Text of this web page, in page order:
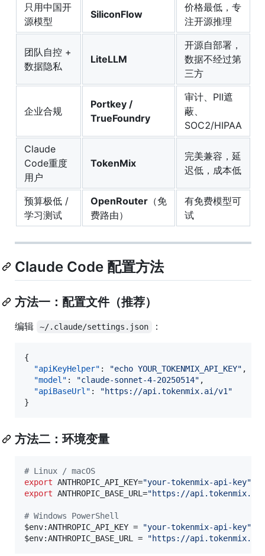
只用中国开
源模型
SiliconFlow
价格最低，专
注开源推理
团队自控 +
数据隐私
LiteLLM
开源自部署，
数据不经过第
三方
企业合规
Portkey /
TrueFoundry
审计、PII遮
蔽、
SOC2/HIPAA
Claude
Code重度
用户
TokenMix
完美兼容，延
迟低，成本低
预算极低 /
学习测试
OpenRouter （免
费路由）
有免费模型可
试
Claude Code 配置方法
方法一：配置文件（推荐）
编辑 ~/.claude/settings.json ：
{
"apiKeyHelper" : "echo YOUR_TOKENMIX_API_KEY" ,
"model" : "claude-sonnet-4-20250514" ,
"apiBaseUrl" : "https://api.tokenmix.ai/v1 "
}
方法二：环境变量
# Linux / macOS
export ANTHROPIC_API_KEY="your-tokenmix-api-key"
export ANTHROPIC_BASE_URL="https://api.tokenmix.ai/
# Windows PowerShell
$env:ANTHROPIC_API_KEY = "your-tokenmix-api-key"
$env:ANTHROPIC_BASE_URL = "https://api.tokenmix.ai/